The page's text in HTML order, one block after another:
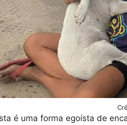
é uma forma egoísta de